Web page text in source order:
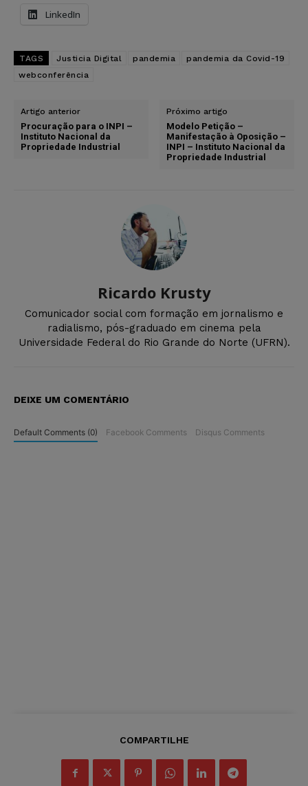
LinkedIn
TAGS Justicia Digital pandemia
pandemia da Covid-19
webconferência
Artigo anterior
Procuração para o INPI –
Instituto Nacional da
Propriedade Industrial
Próximo artigo
Modelo Petição –
Manifestação à Oposição –
INPI – Instituto Nacional da
Propriedade Industrial
Ricardo Krusty
Comunicador social com formação em jornalismo e
radialismo, pós-graduado em cinema pela
Universidade Federal do Rio Grande do Norte (UFRN).
DEIXE UM COMENTÁRIO
Default Comments (0) Facebook Comments Disqus Comments
COMPARTILHE